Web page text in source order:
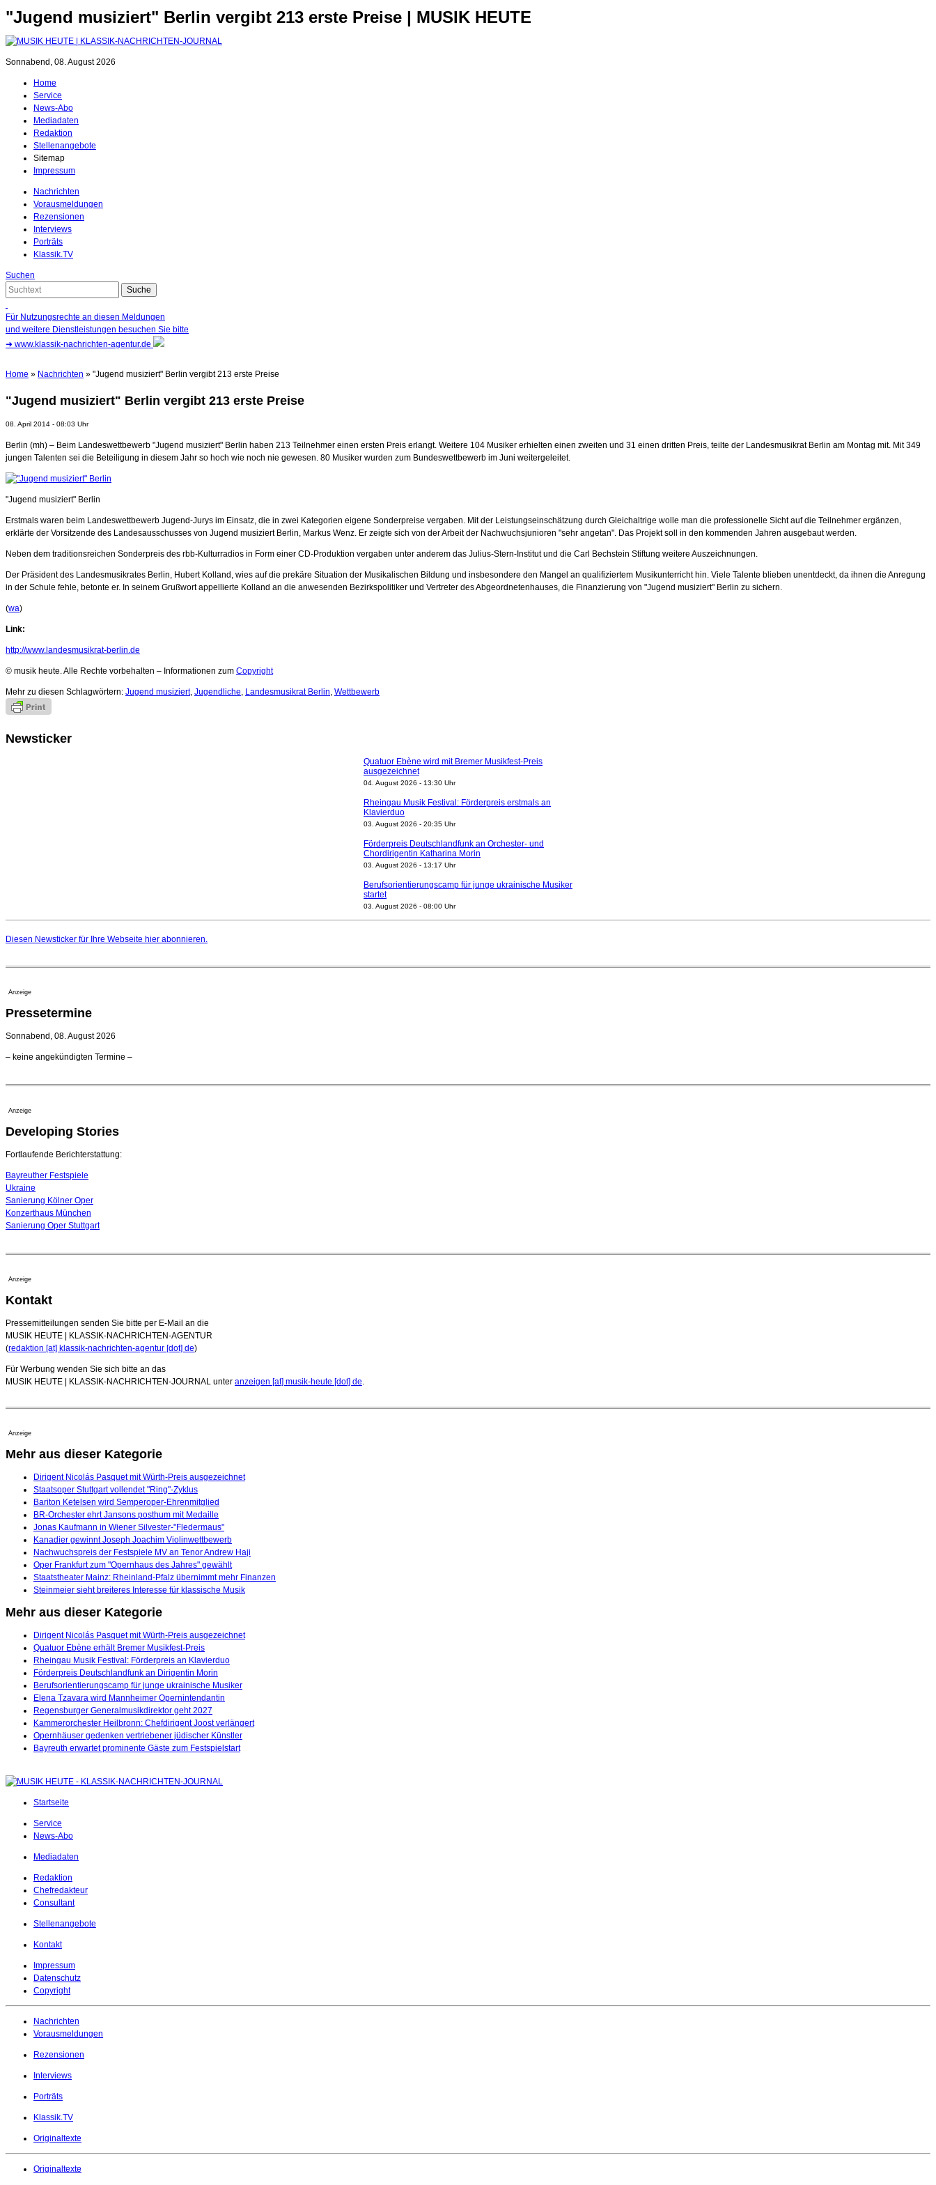
"Jugend musiziert" Berlin vergibt 213 erste Preise | MUSIK HEUTE
Sonnabend, 08. August 2026
Home
Service
News-Abo
Mediadaten
Redaktion
Stellenangebote
Sitemap
Impressum
Nachrichten
Vorausmeldungen
Rezensionen
Interviews
Porträts
Klassik.TV
Suchen
Für Nutzungsrechte an diesen Meldungen
und weitere Dienstleistungen besuchen Sie bitte
➜ www.klassik-nachrichten-agentur.de
Home » Nachrichten » "Jugend musiziert" Berlin vergibt 213 erste Preise
"Jugend musiziert" Berlin vergibt 213 erste Preise
08. April 2014 - 08:03 Uhr
Berlin (mh) – Beim Landeswettbewerb "Jugend musiziert" Berlin haben 213 Teilnehmer einen ersten Preis erlangt. Weitere 104 Musiker erhielten einen zweiten und 31 einen dritten Preis, teilte der Landesmusikrat Berlin am Montag mit. Mit 349
jungen Talenten sei die Beteiligung in diesem Jahr so hoch wie noch nie gewesen. 80 Musiker wurden zum Bundeswettbewerb im Juni weitergeleitet.
"Jugend musiziert" Berlin
Erstmals waren beim Landeswettbewerb Jugend-Jurys im Einsatz, die in zwei Kategorien eigene Sonderpreise vergaben. Mit der Leistungseinschätzung durch Gleichaltrige wolle man die professionelle Sicht auf die Teilnehmer ergänzen,
erklärte der Vorsitzende des Landesausschusses von Jugend musiziert Berlin, Markus Wenz. Er zeigte sich von der Arbeit der Nachwuchsjunioren "sehr angetan". Das Projekt soll in den kommenden Jahren ausgebaut werden.
Neben dem traditionsreichen Sonderpreis des rbb-Kulturradios in Form einer CD-Produktion vergaben unter anderem das Julius-Stern-Institut und die Carl Bechstein Stiftung weitere Auszeichnungen.
Der Präsident des Landesmusikrates Berlin, Hubert Kolland, wies auf die prekäre Situation der Musikalischen Bildung und insbesondere den Mangel an qualifiziertem Musikunterricht hin. Viele Talente blieben unentdeckt, da ihnen die Anregung
in der Schule fehle, betonte er. In seinem Grußwort appellierte Kolland an die anwesenden Bezirkspolitiker und Vertreter des Abgeordnetenhauses, die Finanzierung von "Jugend musiziert" Berlin zu sichern.
(wa)
Link:
http://www.landesmusikrat-berlin.de
© musik heute. Alle Rechte vorbehalten – Informationen zum Copyright
Mehr zu diesen Schlagwörtern: Jugend musiziert, Jugendliche, Landesmusikrat Berlin, Wettbewerb
Newsticker
Quatuor Ebène wird mit Bremer Musikfest-Preis
ausgezeichnet
04. August 2026 - 13:30 Uhr
Rheingau Musik Festival: Förderpreis erstmals an
Klavierduo
03. August 2026 - 20:35 Uhr
Förderpreis Deutschlandfunk an Orchester- und
Chordirigentin Katharina Morin
03. August 2026 - 13:17 Uhr
Berufsorientierungscamp für junge ukrainische Musiker
startet
03. August 2026 - 08:00 Uhr
Regensburger Generalmusikdirektor Stefan Veselka
Diesen Newsticker für Ihre Webseite hier abonnieren.
Anzeige
Pressetermine
Sonnabend, 08. August 2026
– keine angekündigten Termine –
Anzeige
Developing Stories
Fortlaufende Berichterstattung:
Bayreuther Festspiele
Ukraine
Sanierung Kölner Oper
Konzerthaus München
Sanierung Oper Stuttgart
Anzeige
Kontakt
Pressemitteilungen senden Sie bitte per E-Mail an die
MUSIK HEUTE | KLASSIK-NACHRICHTEN-AGENTUR
(redaktion [at] klassik-nachrichten-agentur [dot] de)
Für Werbung wenden Sie sich bitte an das
MUSIK HEUTE | KLASSIK-NACHRICHTEN-JOURNAL unter anzeigen [at] musik-heute [dot] de
Anzeige
Mehr aus dieser Kategorie
Dirigent Nicolás Pasquet mit Würth-Preis ausgezeichnet
Staatsoper Stuttgart vollendet "Ring"-Zyklus
Bariton Ketelsen wird Semperoper-Ehrenmitglied
BR-Orchester ehrt Jansons posthum mit Medaille
Jonas Kaufmann in Wiener Silvester-"Fledermaus"
Kanadier gewinnt Joseph Joachim Violinwettbewerb
Nachwuchspreis der Festspiele MV an Tenor Andrew Haji
Oper Frankfurt zum "Opernhaus des Jahres" gewählt
Staatstheater Mainz: Rheinland-Pfalz übernimmt mehr Finanzen
Steinmeier sieht breiteres Interesse für klassische Musik
Mehr aus dieser Kategorie
Dirigent Nicolás Pasquet mit Würth-Preis ausgezeichnet
Quatuor Ebène erhält Bremer Musikfest-Preis
Rheingau Musik Festival: Förderpreis an Klavierduo
Förderpreis Deutschlandfunk an Dirigentin Morin
Berufsorientierungscamp für junge ukrainische Musiker
Elena Tzavara wird Mannheimer Opernintendantin
Regensburger Generalmusikdirektor geht 2027
Kammerorchester Heilbronn: Chefdirigent Joost verlängert
Opernhäuser gedenken vertriebener jüdischer Künstler
Bayreuth erwartet prominente Gäste zum Festspielstart
Startseite
Service
News-Abo
Mediadaten
Redaktion
Chefredakteur
Consultant
Stellenangebote
Kontakt
Impressum
Datenschutz
Copyright
Nachrichten
Vorausmeldungen
Rezensionen
Interviews
Porträts
Klassik.TV
Originaltexte
Originaltexte